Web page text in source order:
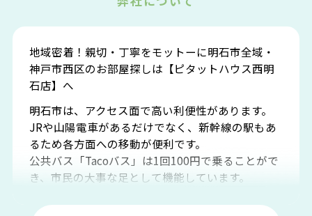
地域密着！親切・丁寧をモットーに明石市全域・
神戸市西区のお部屋探しは【ピタットハウス西明
石店】へ
明石市は、アクセス面で高い利便性があります。
JRや山陽電車があるだけでなく、新幹線の駅もあ
るため各方面への移動が便利です。
公共バス「Tacoバス」は1回100円で乗ることがで
き、市民の大事な足として機能しています。
場や釣りスポットが多くあります。JR「大久保